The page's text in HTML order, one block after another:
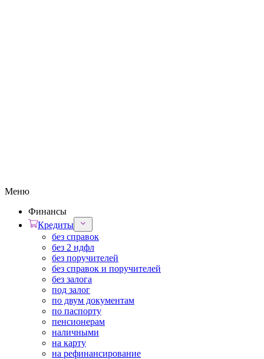
Меню
Финансы
Кредиты
без справок
без 2 ндфл
без поручителей
без справок и поручителей
без залога
под залог
по двум документам
по паспорту
пенсионерам
наличными
на карту
на рефинансирование